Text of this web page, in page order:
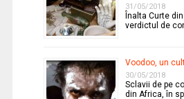
31/05/2018
Înalta Curte
verdictul de
Voodoo, un
30/05/2018
Sclavii de pe
din Africa, în